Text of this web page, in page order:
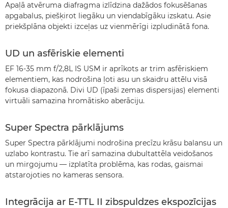
Apaļā atvēruma diafragma izlīdzina dažādos fokusēšanas
apgabalus, piešķirot liegāku un viendabīgāku izskatu. Asie
priekšplāna objekti izceļas uz vienmērīgi izpludinātā fona.
UD un asfēriskie elementi
EF 16-35 mm f/2,8L IS USM ir aprīkots ar trim asfēriskiem
elementiem, kas nodrošina ļoti asu un skaidru attēlu visā
fokusa diapazonā. Divi UD (īpaši zemas dispersijas) elementi
virtuāli samazina hromātisko aberāciju.
Super Spectra pārklājums
Super Spectra pārklājumi nodrošina precīzu krāsu balansu un
uzlabo kontrastu. Tie arī samazina dubultattēla veidošanos
un mirgojumu — izplatīta problēma, kas rodas, gaismai
atstarojoties no kameras sensora.
Integrācija ar E-TTL II zibspuldzes ekspozīcijas